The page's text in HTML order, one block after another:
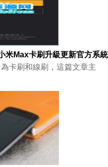
米Max卡刷升級更新官方系統
卡刷和線刷，這篇文章主